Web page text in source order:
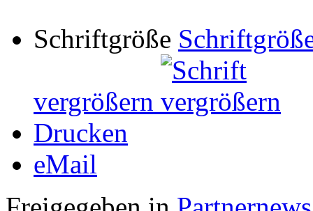
Schriftgröße
vergrößern
Drucken
eMail